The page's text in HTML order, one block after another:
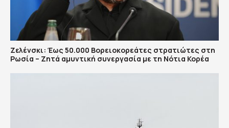
Ζελένσκι: Έως 50.000 Βορειοκορεάτες στρατιώτες στη
Ρωσία – Ζητά αμυντική συνεργασία με τη Νότια Κορέα